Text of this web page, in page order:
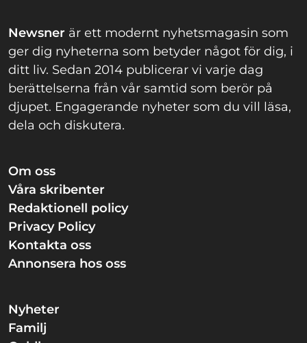
Newsner är ett modernt nyhetsmagasin som
ger dig nyheterna som betyder något för dig, i
ditt liv. Sedan 2014 publicerar vi varje dag
berättelserna från vår samtid som berör på
djupet. Engagerande nyheter som du vill läsa,
dela och diskutera.
Om oss
Våra skribenter
Redaktionell policy
Privacy Policy
Kontakta oss
Annonsera hos oss
Nyheter
Familj